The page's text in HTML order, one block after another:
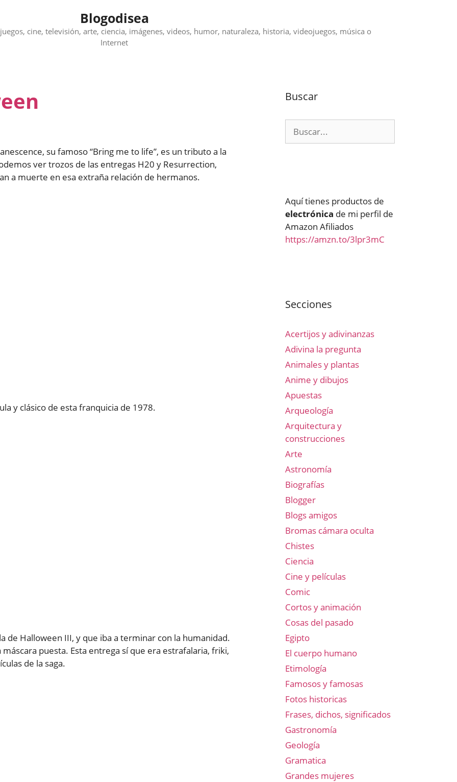
Blogodisea
cine, televisión, arte, ciencia, imágenes, videos, humor, naturaleza, historia, videojuegos, música o
Internet
su famoso “Bring me to life”, es un tributo a la
ver trozos de las entregas H20 y Resurrection,
a muerte en esa extraña relación de hermanos.
y clásico de esta franquicia de 1978.
de Halloween III, y que iba a terminar con la humanidad.
puesta. Esta entrega sí que era estrafalaria, friki,
de la saga.
Buscar
Aquí tienes productos de
electrónica de mi perfil de
Amazon Afiliados
https://amzn.to/3lpr3mC
Secciones
Acertijos y adivinanzas
Adivina la pregunta
Animales y plantas
Anime y dibujos
Apuestas
Arqueología
Arquitectura y
construcciones
Arte
Astronomía
Biografías
Blogger
Blogs amigos
Bromas cámara oculta
Chistes
Ciencia
Cine y películas
Comic
Cortos y animación
Cosas del pasado
Egipto
El cuerpo humano
Etimología
Famosos y famosas
Fotos historicas
Frases, dichos, significados
Gastronomía
Geología
Gramatica
Grandes mujeres